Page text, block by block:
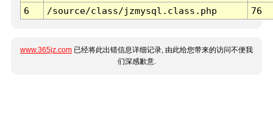
6
/source/class/jzmysql.class.php 76
www.365jz.com 已经将此出错信息详细记录, 由此给您带来的访问不便我
们深感歉意.